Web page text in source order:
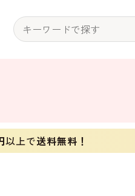
以上で送料無料！